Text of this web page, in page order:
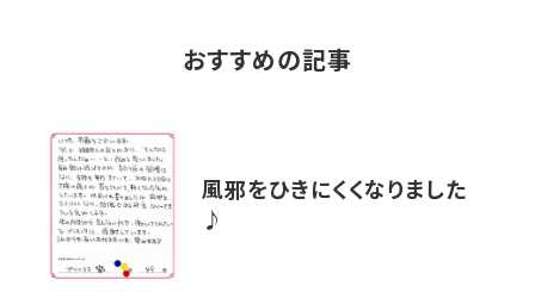
おすすめの記事
風邪をひきにくくなりました
♪